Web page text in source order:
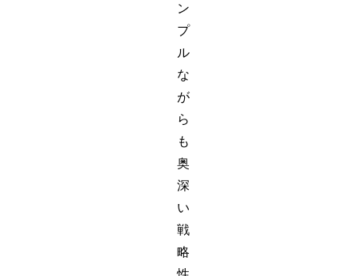
ン
プ
ル
な
が
ら
も
奥
深
い
戦
略